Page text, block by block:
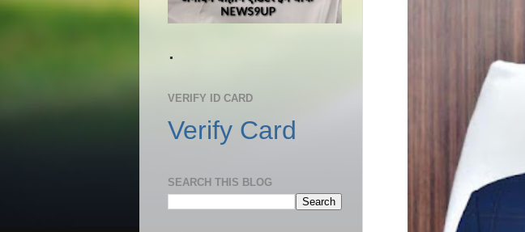
.
VERIFY ID CARD
Verify Card
SEARCH THIS BLOG